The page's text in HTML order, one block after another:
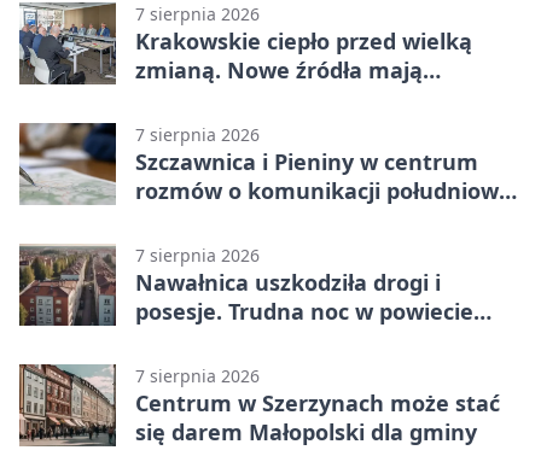
7 sierpnia 2026
Krakowskie ciepło przed wielką
zmianą. Nowe źródła mają
7 sierpnia 2026
Szczawnica i Pieniny w centrum
rozmów o komunikacji południowej
7 sierpnia 2026
Nawałnica uszkodziła drogi i
posesje. Trudna noc w powiecie
7 sierpnia 2026
Centrum w Szerzynach może stać
się darem Małopolski dla gminy